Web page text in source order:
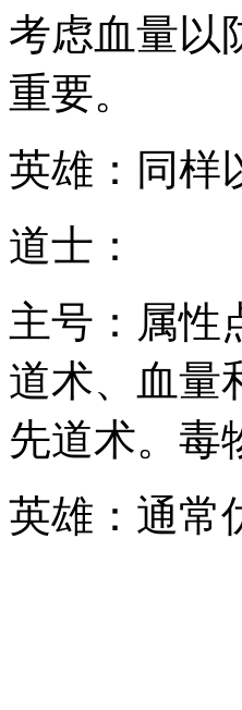
考虑血量以
重要。
英雄：同样
道士：
主号：属性
道术、血量
先道术。毒
英雄：通常